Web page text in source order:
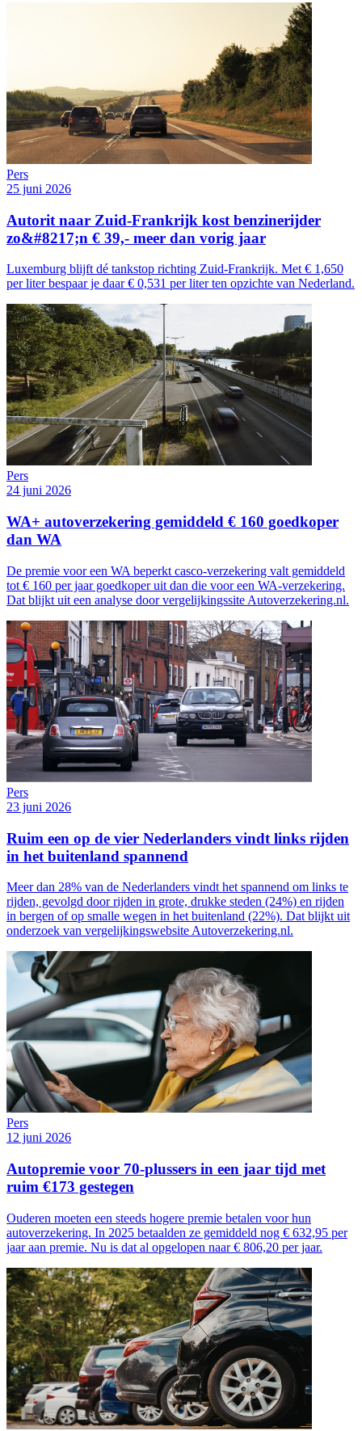
Pers
25 juni 2026
Autorit naar Zuid-Frankrijk kost benzinerijder
zo&#8217;n € 39,- meer dan vorig jaar
Luxemburg blijft dé tankstop richting Zuid-Frankrijk. Met € 1,650
per liter bespaar je daar € 0,531 per liter ten opzichte van Nederland.
Pers
24 juni 2026
WA+ autoverzekering gemiddeld € 160 goedkoper
dan WA
De premie voor een WA beperkt casco-verzekering valt gemiddeld
tot € 160 per jaar goedkoper uit dan die voor een WA-verzekering.
Dat blijkt uit een analyse door vergelijkingssite Autoverzekering.nl.
Pers
23 juni 2026
Ruim een op de vier Nederlanders vindt links rijden
in het buitenland spannend
Meer dan 28% van de Nederlanders vindt het spannend om links te
rijden, gevolgd door rijden in grote, drukke steden (24%) en rijden
in bergen of op smalle wegen in het buitenland (22%). Dat blijkt uit
onderzoek van vergelijkingswebsite Autoverzekering.nl.
Pers
12 juni 2026
Autopremie voor 70-plussers in een jaar tijd met
ruim €173 gestegen
Ouderen moeten een steeds hogere premie betalen voor hun
autoverzekering. In 2025 betaalden ze gemiddeld nog € 632,95 per
jaar aan premie. Nu is dat al opgelopen naar € 806,20 per jaar.